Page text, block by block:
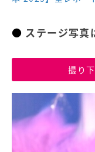
ステージ写真
撮り